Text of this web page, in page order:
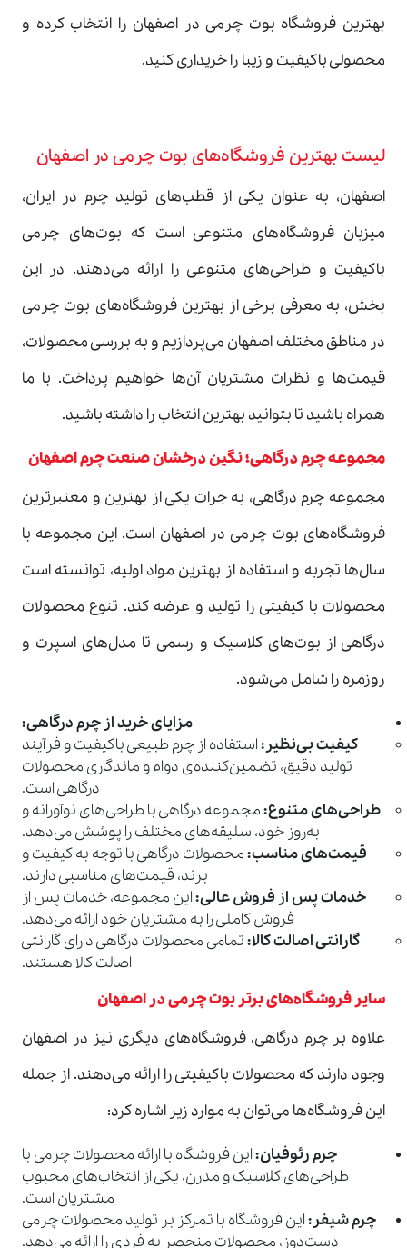
بهترین فروشگاه بوت چرمی در اصفهان را انتخاب کرده و
محصولی باکیفیت و زیبا را خریداری کنید.
لیست بهترین فروشگاه‌های بوت چرمی در اصفهان
اصفهان، به عنوان یکی از قطب‌های تولید چرم در ایران،
میزبان فروشگاه‌های متنوعی است که بوت‌های چرمی
باکیفیت و طراحی‌های متنوعی را ارائه می‌دهند. در این
بخش، به معرفی برخی از بهترین فروشگاه‌های بوت چرمی
در مناطق مختلف اصفهان می‌پردازیم و به بررسی محصولات،
قیمت‌ها و نظرات مشتریان آن‌ها خواهیم پرداخت. با ما
همراه باشید تا بتوانید بهترین انتخاب را داشته باشید.
مجموعه چرم درگاهی؛ نگین درخشان صنعت چرم اصفهان
مجموعه چرم درگاهی، به جرات یکی از بهترین و معتبرترین
فروشگاه‌های بوت چرمی در اصفهان است. این مجموعه با
سال‌ها تجربه و استفاده از بهترین مواد اولیه، توانسته است
محصولات با کیفیتی را تولید و عرضه کند. تنوع محصولات
درگاهی از بوت‌های کلاسیک و رسمی تا مدل‌های اسپرت و
روزمره را شامل می‌شود.
مزایای خرید از چرم درگاهی:
کیفیت بی‌نظیر:استفاده از چرم طبیعی باکیفیت و فرآیند
تولید دقیق، تضمین‌کننده‌ی دوام و ماندگاری محصولات
درگاهی است.
طراحی‌های متنوع:مجموعه درگاهی با طراحی‌های نوآورانه و
به‌روز خود، سلیقه‌های مختلف را پوشش می‌دهد.
قیمت‌های مناسب:محصولات درگاهی با توجه به کیفیت و
برند، قیمت‌های مناسبی دارند.
خدمات پس از فروش عالی:این مجموعه، خدمات پس از
فروش کاملی را به مشتریان خود ارائه می‌دهد.
گارانتی اصالت کالا:تمامی محصولات درگاهی دارای گارانتی
اصالت کالا هستند.
سایر فروشگاه‌های برتر بوت چرمی در اصفهان
علاوه بر چرم درگاهی، فروشگاه‌های دیگری نیز در اصفهان
وجود دارند که محصولات باکیفیتی را ارائه می‌دهند. از جمله
این فروشگاه‌ها می‌توان به موارد زیر اشاره کرد:
چرم رئوفیان:این فروشگاه با ارائه محصولات چرمی با
طراحی‌های کلاسیک و مدرن، یکی از انتخاب‌های محبوب
مشتریان است.
چرم شیفر:این فروشگاه با تمرکز بر تولید محصولات چرمی
دست‌دوز، محصولات منحصر به فردی را ارائه می‌دهد.